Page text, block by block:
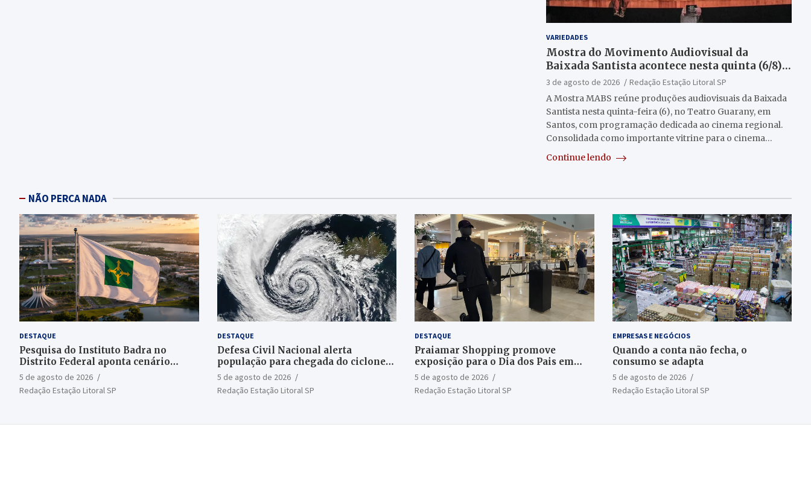
VARIEDADES
Mostra do Movimento Audiovisual da
Baixada Santista acontece nesta quinta (6/8)
no Teatro Guarany
3 de agosto de 2026
Redação Estação Litoral SP
A Mostra MABS reúne produções audiovisuais da Baixada
Santista nesta quinta-feira (6), no Teatro Guarany, em
Santos, com programação dedicada ao cinema regional.
Consolidada como importante vitrine para o cinema…
Continue lendo
NÃO PERCA NADA
DESTAQUE
Pesquisa do Instituto Badra no
Distrito Federal aponta cenário
aberto para o Senado
5 de agosto de 2026
Redação Estação Litoral SP
DESTAQUE
Defesa Civil Nacional alerta
população para chegada do ciclone
bomba
5 de agosto de 2026
Redação Estação Litoral SP
DESTAQUE
Praiamar Shopping promove
exposição para o Dia dos Pais em
Santos
5 de agosto de 2026
Redação Estação Litoral SP
EMPRESAS E NEGÓCIOS
Quando a conta não fecha, o
consumo se adapta
5 de agosto de 2026
Redação Estação Litoral SP